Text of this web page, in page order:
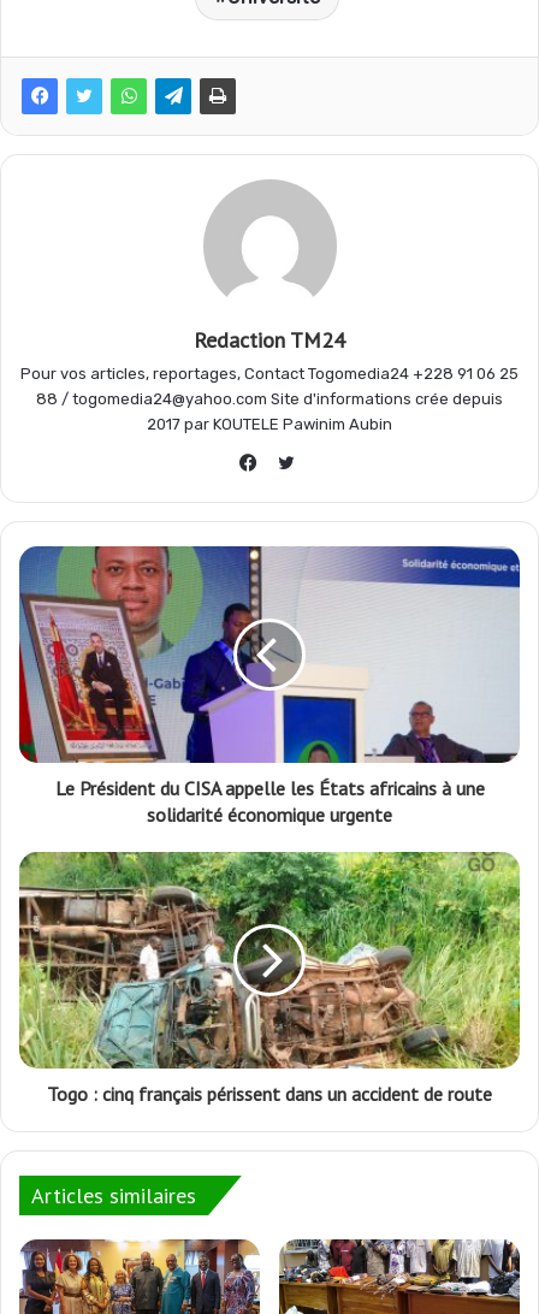
b
o
s
A
g
r
a
a
g
Redaction TM24
Pour vos articles, reportages, Contact Togomedia24 +228 91 06 25
88 / togomedia24@yahoo.com Site d'informations crée depuis
2017 par KOUTELE Pawinim Aubin
Twitter
Le Président du CISA appelle les États africains à une
solidarité économique urgente
Togo : cinq français périssent dans un accident de route
Articles similaires